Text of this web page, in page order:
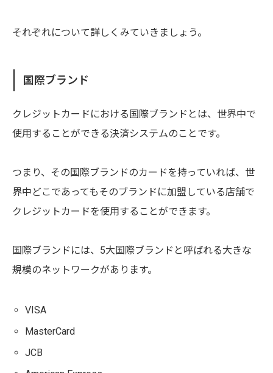
それぞれについて詳しくみていきましょう。
国際ブランド
クレジットカードにおける国際ブランドとは、世界中で
使用することができる決済システムのことです。
つまり、その国際ブランドのカードを持っていれば、世
界中どこであってもそのブランドに加盟している店舗で
クレジットカードを使用することができます。
国際ブランドには、5大国際ブランドと呼ばれる大きな
規模のネットワークがあります。
VISA
MasterCard
JCB